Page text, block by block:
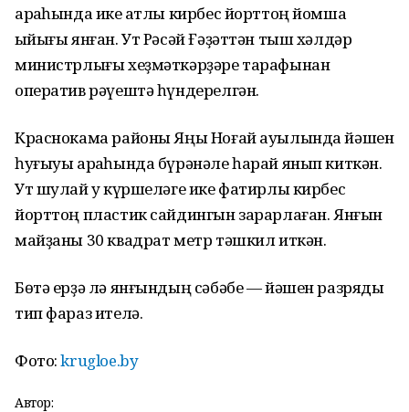
арҡаһында ике ҡатлы кирбес йорттоң йомшаҡ
ҡыйығы янған. Ут Рәсәй Ғәҙәттән тыш хәлдәр
министрлығы хеҙмәткәрҙәре тарафынан
оператив рәүештә һүндерелгән.
Краснокама районы Яңы Ноғай ауылында йәшен
һуғыуы арҡаһында бүрәнәле һарай янып киткән.
Ут шулай уҡ күршеләге ике фатирлы кирбес
йорттоң пластик сайдингын зарарлаған. Янғын
майҙаны 30 квадрат метр тәшкил иткән.
Бөтә ерҙә лә янғындың сәбәбе — йәшен разряды
тип фараз ителә.
Фото:krugloe.by
Автор: